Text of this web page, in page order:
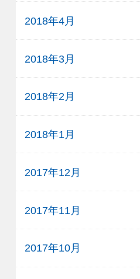
2018年4月
2018年3月
2018年2月
2018年1月
2017年12月
2017年11月
2017年10月